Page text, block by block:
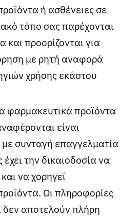
ή ασθένειες σε
τόπο σας παρέχονται
και προορίζονται για
με ρητή αναφορά
χρήσης εκάστου
φαρμακευτικά προϊόντα
είναι
συνταγή επαγγελματία
έχει την δικαιοδοσία να
να χορηγεί
Οι πληροφορίες
δεν αποτελούν πλήρη